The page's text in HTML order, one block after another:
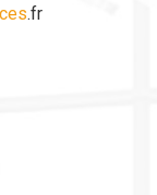
.fr